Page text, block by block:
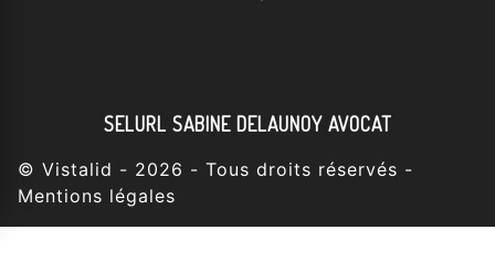
SELURL SABINE DELAUNOY AVOCAT
© Vistalid - 2026 - Tous droits réservés -
Mentions légales